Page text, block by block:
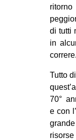
di tutti
in
correre.
Tutto
70°
e con